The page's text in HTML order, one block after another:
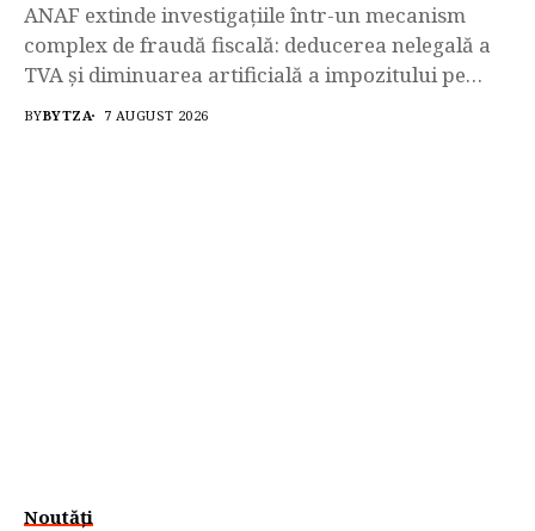
ANAF extinde investigațiile într-un mecanism
complex de fraudă fiscală: deducerea nelegală a
TVA și diminuarea artificială a impozitului pe
profit au generat un prejudiciu de peste
BYBYTZA 7 AUGUST 2026
Noutăți